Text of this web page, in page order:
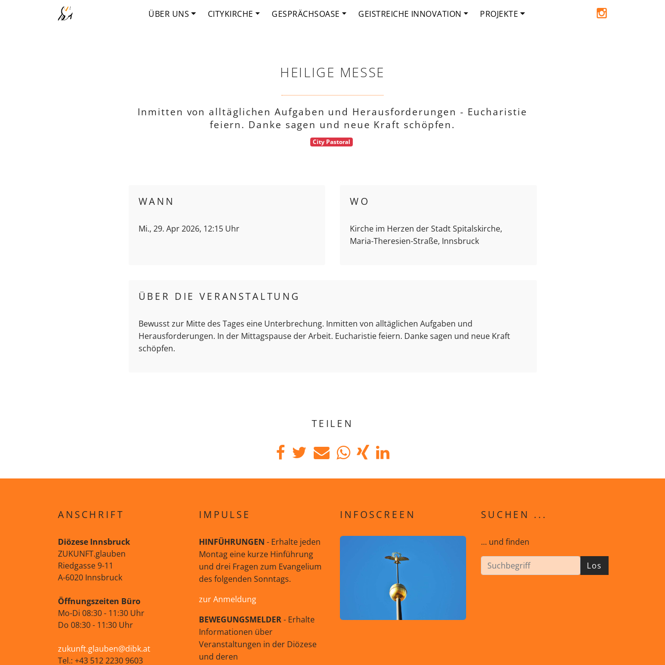
ÜBER UNS CITYKIRCHE GESPRÄCHSOASE GEISTREICHE INNOVATION PROJEKTE
HEILIGE MESSE
Inmitten von alltäglichen Aufgaben und Herausforderungen - Eucharistie
feiern. Danke sagen und neue Kraft schöpfen.
City Pastoral
WANN
Mi., 29. Apr 2026, 12:15 Uhr
WO
Kirche im Herzen der Stadt Spitalskirche,
Maria-Theresien-Straße, Innsbruck
ÜBER DIE VERANSTALTUNG
Bewusst zur Mitte des Tages eine Unterbrechung. Inmitten von alltäglichen Aufgaben und
Herausforderungen. In der Mittagspause der Arbeit. Eucharistie feiern. Danke sagen und neue Kraft
schöpfen.
TEILEN
ANSCHRIFT
Diözese Innsbruck
ZUKUNFT.glauben
Riedgasse 9-11
A-6020 Innsbruck
Öffnungszeiten Büro
Mo-Di 08:30 - 11:30 Uhr
Do 08:30 - 11:30 Uhr
zukunft.glauben@dibk.at
Tel.: +43 512 2230 9603
IMPULSE
HINFÜHRUNGEN - Erhalte jeden
Montag eine kurze Hinführung
und drei Fragen zum Evangelium
des folgenden Sonntags.
zur Anmeldung
BEWEGUNGSMELDER- Erhalte
Informationen über
Veranstaltungen in der Diözese
und deren
INFOSCREEN SUCHEN ...
... und finden
Los